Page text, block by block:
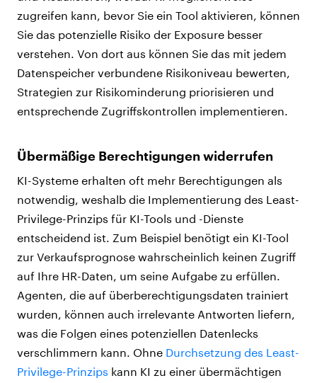
zugreifen kann, bevor Sie ein Tool aktivieren, können
Sie das potenzielle Risiko der Exposure besser
verstehen. Von dort aus können Sie das mit jedem
Datenspeicher verbundene Risikoniveau bewerten,
Strategien zur Risikominderung priorisieren und
entsprechende Zugriffskontrollen implementieren.
Übermäßige Berechtigungen widerrufen
KI-Systeme erhalten oft mehr Berechtigungen als
notwendig, weshalb die Implementierung des Least-
Privilege-Prinzips für KI-Tools und -Dienste
entscheidend ist. Zum Beispiel benötigt ein KI-Tool
zur Verkaufsprognose wahrscheinlich keinen Zugriff
auf Ihre HR-Daten, um seine Aufgabe zu erfüllen.
Agenten, die auf überberechtigungsdaten trainiert
wurden, können auch irrelevante Antworten liefern,
was die Folgen eines potenziellen Datenlecks
verschlimmern kann. Ohne Durchsetzung des Least-
Privilege-Prinzips kann KI zu einer übermächtigen